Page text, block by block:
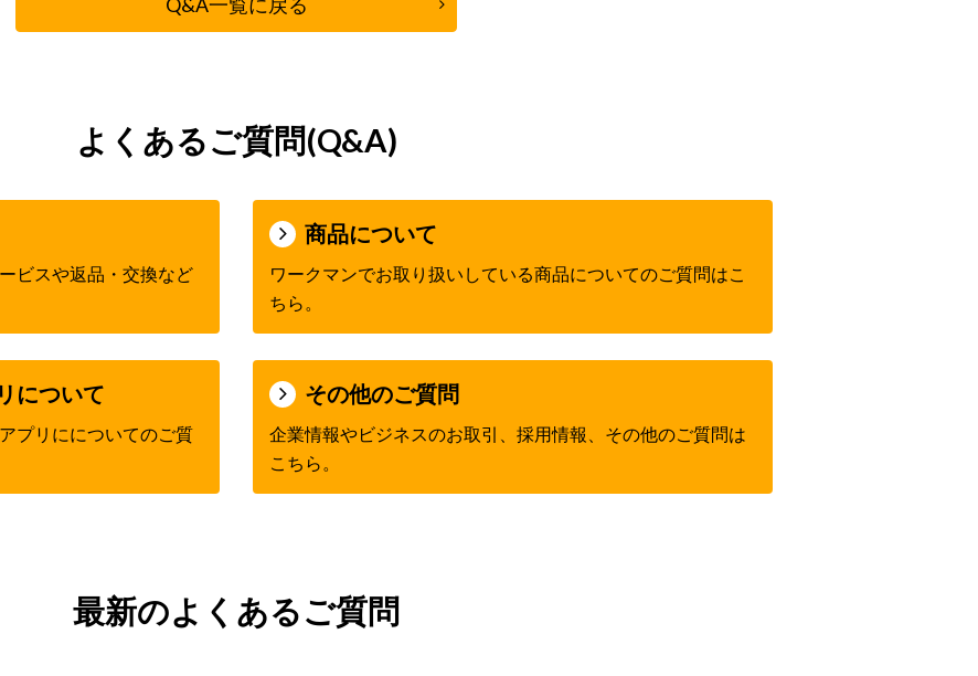
よくあるご質問(Q&A)
ビスや返品・交換など
商品について
ワークマンでお取り扱いしている商品についてのご質問はこ
ちら。
について
プリにについてのご質
その他のご質問
企業情報やビジネスのお取引、採用情報、その他のご質問は
こちら。
最新のよくあるご質問